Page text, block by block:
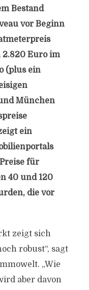
Bestand
vor Beginn
Euro im
(plus ein
München
ein
für
40 und 120
die vor
zeigt sich
robust“, sagt
„Wie
aber davon